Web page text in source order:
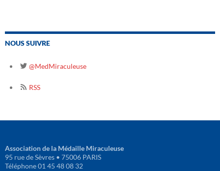
NOUS SUIVRE
@MedMiraculeuse
RSS
Association de la Médaille Miraculeuse
95 rue de Sèvres • 75006 PARIS
Téléphone 01 45 48 08 32